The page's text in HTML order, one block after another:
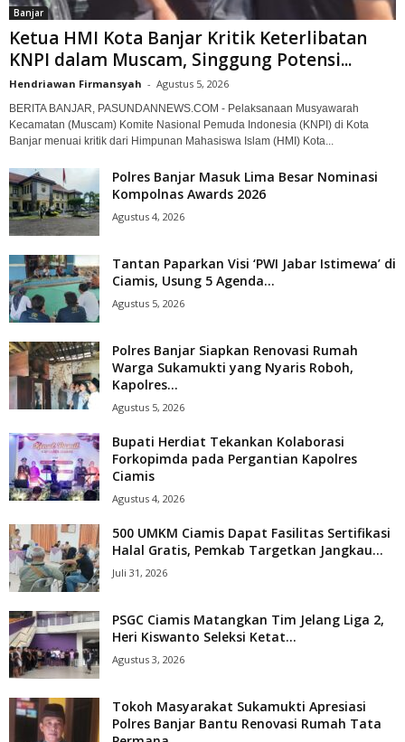
Banjar
Ketua HMI Kota Banjar Kritik Keterlibatan
KNPI dalam Muscam, Singgung Potensi...
Hendriawan Firmansyah - Agustus 5, 2026
BERITA BANJAR, PASUNDANNEWS.COM - Pelaksanaan Musyawarah
Kecamatan (Muscam) Komite Nasional Pemuda Indonesia (KNPI) di Kota
Banjar menuai kritik dari Himpunan Mahasiswa Islam (HMI) Kota...
Polres Banjar Masuk Lima Besar Nominasi
Kompolnas Awards 2026
Agustus 4, 2026
Tantan Paparkan Visi ‘PWI Jabar Istimewa’ di
Ciamis, Usung 5 Agenda...
Agustus 5, 2026
Polres Banjar Siapkan Renovasi Rumah
Warga Sukamukti yang Nyaris Roboh,
Kapolres...
Agustus 5, 2026
Bupati Herdiat Tekankan Kolaborasi
Forkopimda pada Pergantian Kapolres
Ciamis
Agustus 4, 2026
500 UMKM Ciamis Dapat Fasilitas Sertifikasi
Halal Gratis, Pemkab Targetkan Jangkau...
Juli 31, 2026
PSGC Ciamis Matangkan Tim Jelang Liga 2,
Heri Kiswanto Seleksi Ketat...
Agustus 3, 2026
Tokoh Masyarakat Sukamukti Apresiasi
Polres Banjar Bantu Renovasi Rumah Tata